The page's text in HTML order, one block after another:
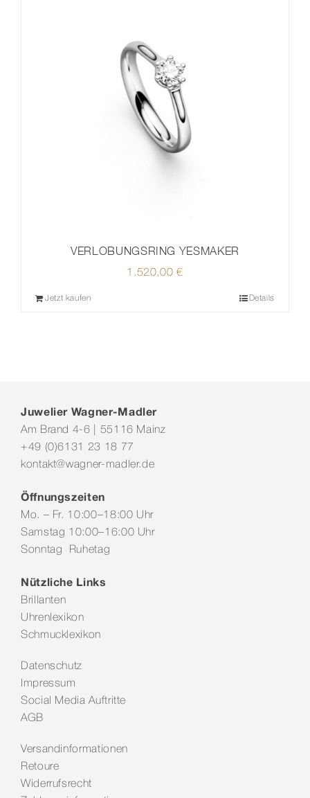
VERLOBUNGSRING YESMAKER
1.520,00€
Jetzt kaufen Details
Juwelier Wagner-Madler
Am Brand 4-6 | 55116 Mainz
+49 (0)6131 23 18 77
kontakt@wagner-madler.de
Öffnungszeiten
Mo. – Fr. 10:00–18:00 Uhr
Samstag 10:00–16:00 Uhr
Sonntag Ruhetag
Nützliche Links
Brillanten
Uhrenlexikon
Schmucklexikon
Datenschutz
Impressum
Social Media Auftritte
AGB
Versandinformationen
Retoure
Widerrufsrecht